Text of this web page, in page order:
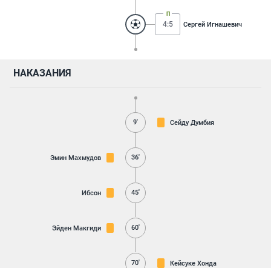
4:5 Сергей Игнашевич
НАКАЗАНИЯ
9' Сейду Думбия
Эмин Махмудов 36'
Ибсон 45'
Эйден Макгиди 60'
70' Кейсуке Хонда